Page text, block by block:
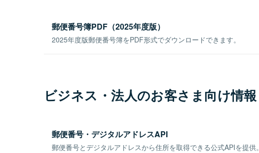
郵便番号簿PDF（2025年度版）
2025年度版郵便番号簿をPDF形式でダウンロードできます。
ビジネス・法人のお客さま向け情報
郵便番号・デジタルアドレスAPI
郵便番号とデジタルアドレスから住所を取得できる公式APIを提供。